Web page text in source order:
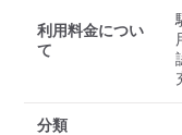
利用料金につい
て
分類